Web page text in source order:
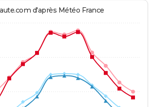
d'après Météo France